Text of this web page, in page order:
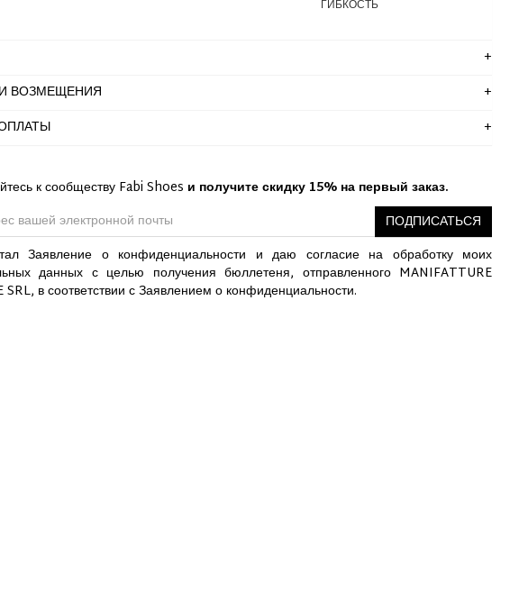
ГИБКОСТЬ
ВОЗМЕЩЕНИЯ
к сообществу Fabi Shoes и получите скидку 15% на первый заказ.
ПОДПИСАТЬСЯ
Заявление о конфиденциальности и даю согласие на обработку моих
данных с целью получения бюллетеня, отправленного MANIFATTURE
в соответствии с Заявлением о конфиденциальности.